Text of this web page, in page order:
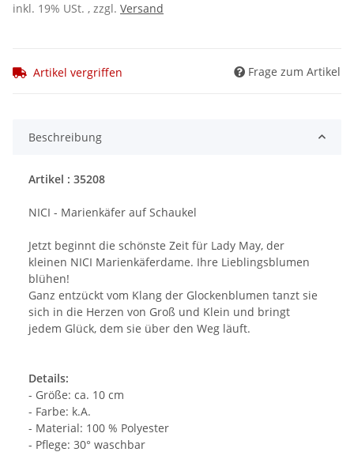
inkl. 19% USt. , zzgl. Versand
Artikel vergriffen Frage zum Artikel
Beschreibung
Artikel : 35208
NICI - Marienkäfer auf Schaukel
Jetzt beginnt die schönste Zeit für Lady May, der
kleinen NICI Marienkäferdame. Ihre Lieblingsblumen
blühen!
Ganz entzückt vom Klang der Glockenblumen tanzt sie
sich in die Herzen von Groß und Klein und bringt
jedem Glück, dem sie über den Weg läuft.
Details:
- Größe: ca. 10 cm
- Farbe: k.A.
- Material: 100 % Polyester
- Pflege: 30° waschbar